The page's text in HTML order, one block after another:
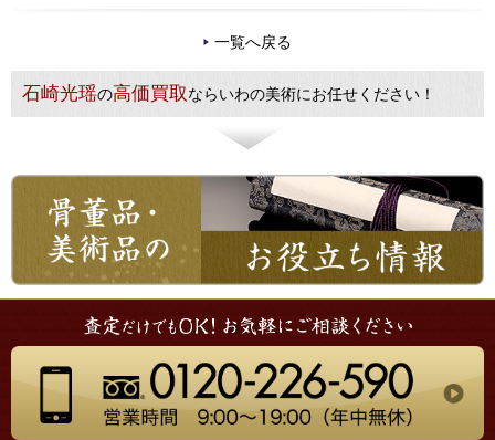
一覧へ戻る
石崎光瑶の高価買取ならいわの美術にお任せください！